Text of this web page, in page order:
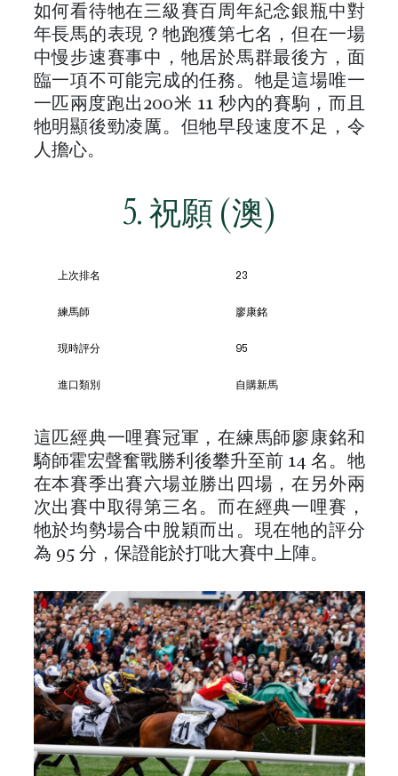
如何看待牠在三級賽百周年紀念銀瓶中對
年長馬的表現？牠跑獲第七名，但在一場
中慢步速賽事中，牠居於馬群最後方，面
臨一項不可能完成的任務。牠是這場唯一
一匹兩度跑出200米 11 秒內的賽駒，而且
牠明顯後勁凌厲。但牠早段速度不足，令
人擔心。
5. 祝願 (澳)
上次排名 23
練馬師 廖康銘
現時評分 95
進口類別 自購新馬
這匹經典一哩賽冠軍，在練馬師廖康銘和
騎師霍宏聲奮戰勝利後攀升至前 14 名。牠
在本賽季出賽六場並勝出四場，在另外兩
次出賽中取得第三名。而在經典一哩賽，
牠於均勢場合中脫穎而出。現在牠的評分
為 95 分，保證能於打吡大賽中上陣。